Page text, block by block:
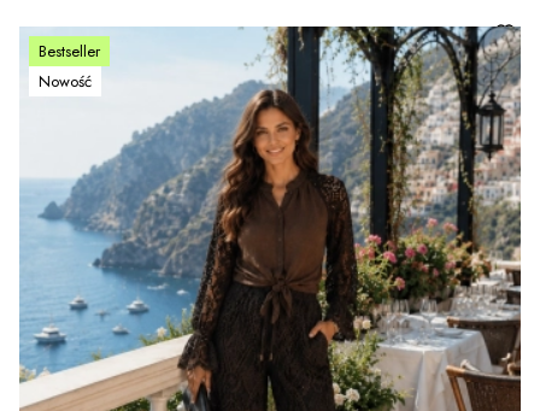
Bestseller
Nowość